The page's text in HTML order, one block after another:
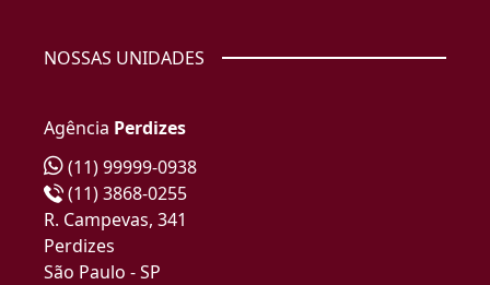
NOSSAS UNIDADES
Agência Perdizes
(11) 99999-0938
(11) 3868-0255
R. Campevas, 341
Perdizes
São Paulo - SP